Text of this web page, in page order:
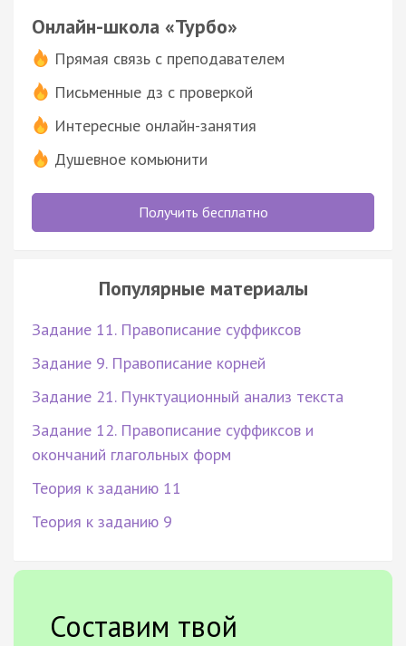
Онлайн-школа «Турбо»
Прямая связь с преподавателем
Письменные дз с проверкой
Интересные онлайн-занятия
Душевное комьюнити
Получить бесплатно
Популярные материалы
Задание 11. Правописание суффиксов
Задание 9. Правописание корней
Задание 21. Пунктуационный анализ текста
Задание 12. Правописание суффиксов и
окончаний глагольных форм
Теория к заданию 11
Теория к заданию 9
Составим твой